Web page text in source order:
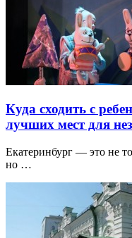
Куда сходить с
лучших мест для
Екатеринбург — это не
но …